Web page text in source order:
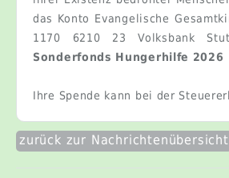
zurück zur Nachrichtenübersicht